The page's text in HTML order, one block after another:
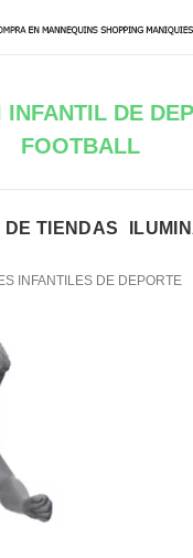
INFANTIL DE
FOOTBALL
DE TIENDAS
INFANTILES DE DEPORTE